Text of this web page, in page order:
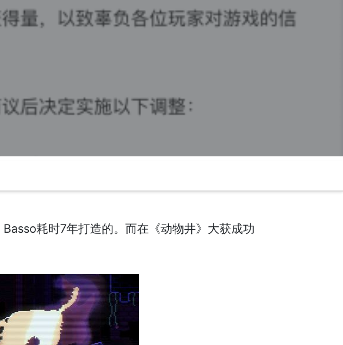
耗时7年打造的。而在《动物井》大获成功